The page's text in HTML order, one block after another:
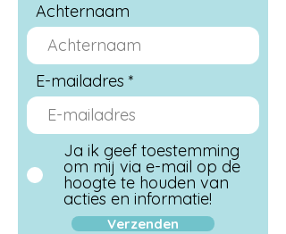
Achternaam
E-mailadres
Ja ik geef toestemming
om mij via e-mail op de
hoogte te houden van
acties en informatie!
Verzenden